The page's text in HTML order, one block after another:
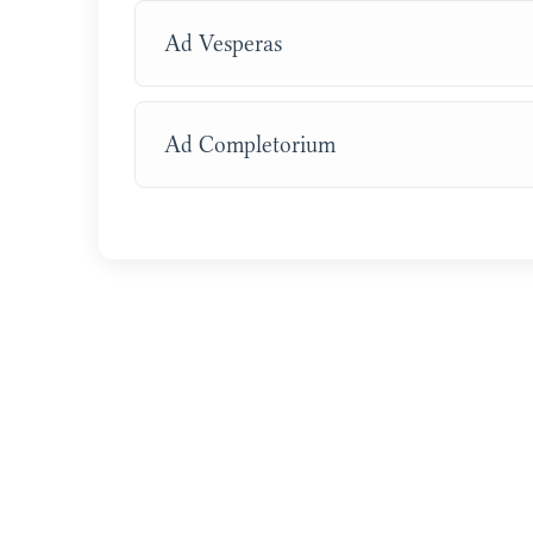
Ad Vesperas
Ad Completorium